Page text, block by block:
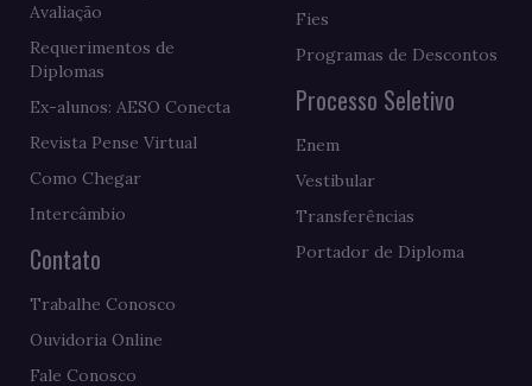
Avaliação
Requerimentos de
Diplomas
Ex-alunos: AESO Conecta
Revista Pense Virtual
Como Chegar
Intercâmbio
Contato
Trabalhe Conosco
Ouvidoria Online
Fale Conosco
Fies
Programas de Descontos
Processo Seletivo
Enem
Vestibular
Transferências
Portador de Diploma